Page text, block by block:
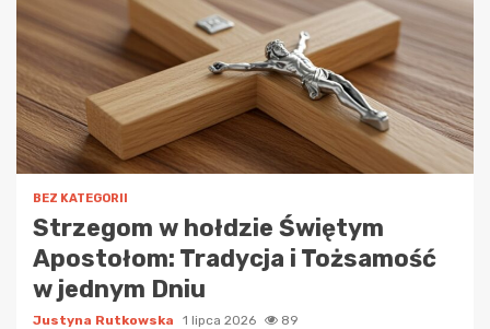
BEZ KATEGORII
Strzegom w hołdzie Świętym
Apostołom: Tradycja i Tożsamość
w jednym Dniu
Justyna Rutkowska 1 lipca 2026 89